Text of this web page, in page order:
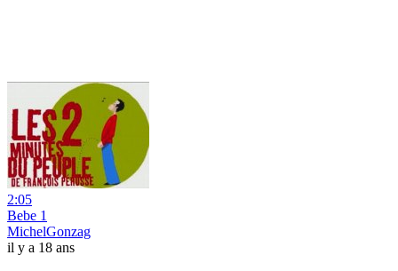
2:05
Bebe 1
MichelGonzag
il y a 18 ans